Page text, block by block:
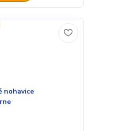
služby. Používaním tejto
cookies.
Súhlasím